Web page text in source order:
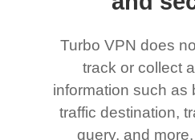
Turbo VPN does
track or collect
information such as
traffic destination,
query, and